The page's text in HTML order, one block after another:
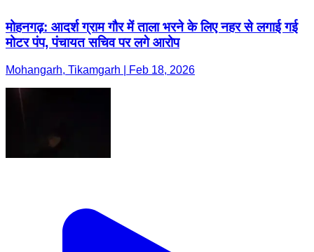
मोहनगढ़: आदर्श ग्राम गौर में ताला भरने के लिए नहर से लगाई गई
मोटर पंप, पंचायत सचिव पर लगे आरोप
Mohangarh, Tikamgarh | Feb 18, 2026